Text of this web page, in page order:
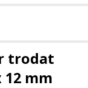
trodat
12 mm